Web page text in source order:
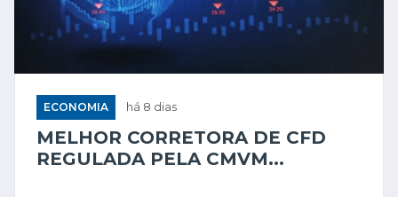
ECONOMIA há 8 dias
MELHOR CORRETORA DE CFD
REGULADA PELA CMVM...